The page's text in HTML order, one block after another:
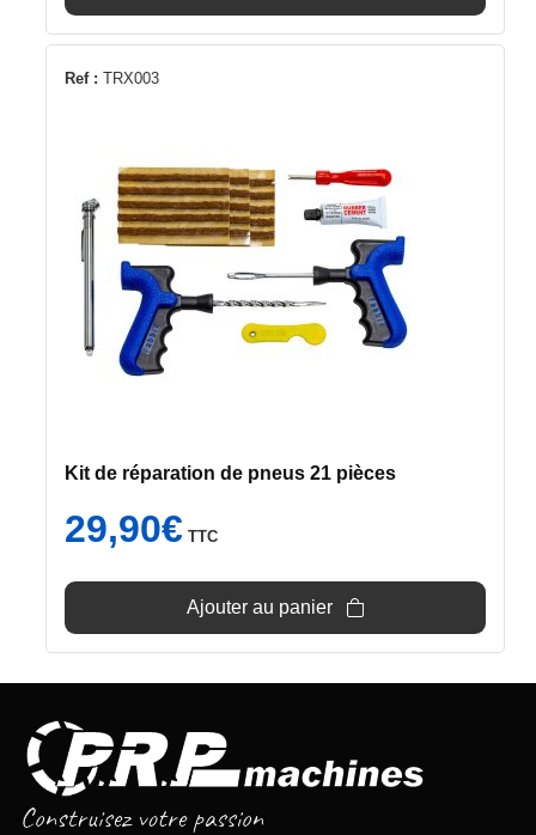
Ref : TRX003
Kit de réparation de pneus 21 pièces
29,90€ TTC
Ajouter au panier